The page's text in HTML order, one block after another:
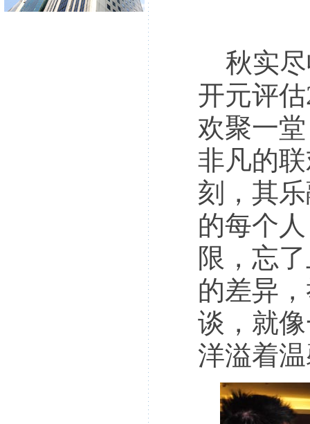
秋实尽
开元评估
欢聚一
非凡的
刻，其
的每个
限，忘
的差异
谈，就
洋溢着